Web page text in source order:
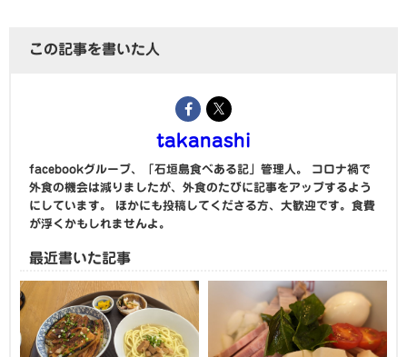
この記事を書いた人
takanashi
facebookグループ、「石垣島食べある記」管理人。 コロナ禍で
外食の機会は減りましたが、外食のたびに記事をアップするよう
にしています。 ほかにも投稿してくださる方、大歓迎です。食費
が浮くかもしれませんよ。
最近書いた記事